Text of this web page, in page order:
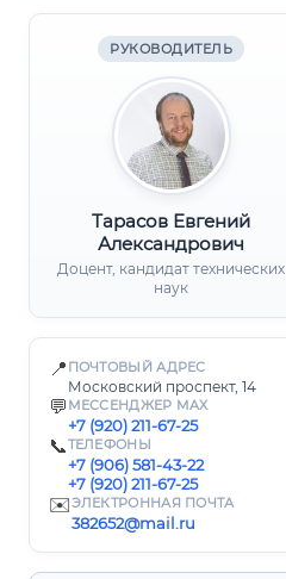
РУКОВОДИТЕЛЬ
Тарасов Евгений
Александрович
Доцент, кандидат технических
наук
📍 ПОЧТОВЫЙ АДРЕС
Московский проспект, 14
💬 МЕССЕНДЖЕР MAX
+7 (920) 211-67-25
📞ТЕЛЕФОНЫ
+7 (906) 581-43-22
+7 (920) 211-67-25
✉️ЭЛЕКТРОННАЯ ПОЧТА
382652@mail.ru